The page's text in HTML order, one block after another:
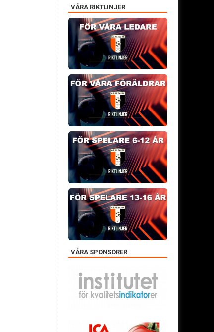
VÅRA RIKTLINJER
VÅRA SPONSORER